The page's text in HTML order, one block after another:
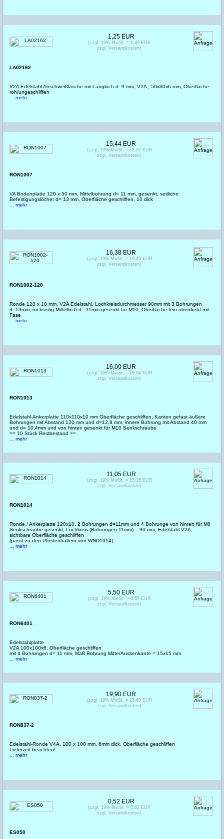
LA02162
V2A Edelstahl Anschweißlasche mit Langloch d=9 mm, V2A , 50x30x6 mm, Oberfläche
roh/ungeschliffen
... mehr
1,25 EUR
(zzgl. 19% MwSt. = 1,49 EUR
zzgl. Versandkosten)
RON1007
VA Bodenplatte 120 x 50 mm, Mittelbohrung d= 11 mm, gesenkt, seitliche
Befestigungslöcher d= 13 mm, Oberfläche geschliffen, 10 dick
... mehr
15,44 EUR
(zzgl. 19% MwSt. = 18,37 EUR
zzgl. Versandkosten)
RON1002-120
Ronde 120 x 10 mm, V2A Edelstahl, Lochkreisdurchmesser 90mm mit 3 Bohrungen
d=13mm, rückseitig Mittelloch d= 11mm gesenkt für M10, Oberfläche fein überdreht mit
Fase
... mehr
16,38 EUR
(zzgl. 19% MwSt. = 19,49 EUR
zzgl. Versandkosten)
RON1013
Edelstahl-Ankerplatte 110x110x10 mm Oberfläche geschliffen, Kanten gefast äußere
Bohrungen mit Abstand 120 mm und d=12,8 mm, innere Bohrung mit Abstand 40 mm
und d= 10,4mm und von hinten gesenkt für M10 Senkschraube
== 10 Stück Restbestand ==
... mehr
16,00 EUR
(zzgl. 19% MwSt. = 19,04 EUR
zzgl. Versandkosten)
RON1014
Ronde / Ankerplatte 120x10, 2 Bohrungen d=11mm und 4 Bohrunge von hinten für M8
Senkschraube gesenkt, Lochkreis (Bohrungen 11mm) = 90 mm, Edelstahl V2A,
sichtbare Oberfläche geschliffen
(passt zu den Pfostenhaltern von WND1014)
... mehr
11,05 EUR
(zzgl. 19% MwSt. = 13,15 EUR
zzgl. Versandkosten)
RON6401
Edelstahlplatte
V2A 100x100x6, Oberfläche geschliffen
mit 4 Bohrungen d= 11 mm, Maß Bohrung Mitte/Aussenkante = 15x15 mm
... mehr
5,50 EUR
(zzgl. 19% MwSt. = 6,55 EUR
zzgl. Versandkosten)
RON837-2
Edelstahl-Ronde V4A, 100 x 100 mm, 6mm dick, Oberfläche geschliffen
Lieferzeit beachten!
... mehr
19,90 EUR
(zzgl. 19% MwSt. = 23,68 EUR
zzgl. Versandkosten)
ES050
0,52 EUR
(zzgl. 19% MwSt. = 0,62 EUR
zzgl. Versandkosten)